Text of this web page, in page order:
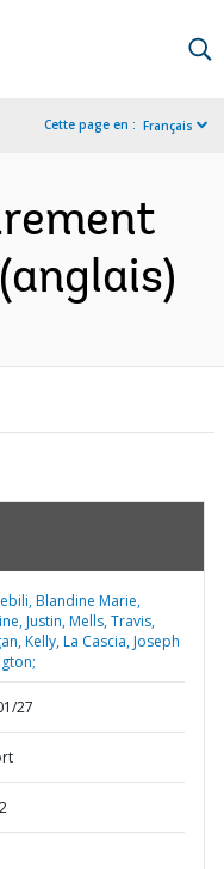
Cette page en : Français
Blandine Marie,
Justin, Mells, Travis,
Kelly, La Cascia, Joseph
27